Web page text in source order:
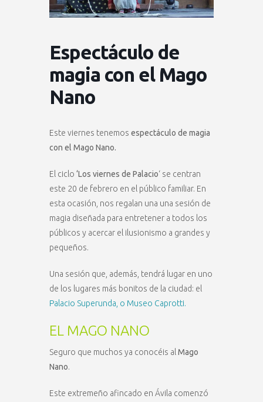
Espectáculo de
magia con el Mago
Nano
Este viernes tenemos espectáculo de magia
con el Mago Nano.
El ciclo ‘Los viernes de Palacio‘ se centran
este 20 de febrero en el público familiar. En
esta ocasión, nos regalan una una sesión de
magia diseñada para entretener a todos los
públicos y acercar el ilusionismo a grandes y
pequeños.
Una sesión que, además, tendrá lugar en uno
de los lugares más bonitos de la ciudad: el
Palacio Superunda, o Museo Caprotti.
EL MAGO NANO
Seguro que muchos ya conocéis al Mago
Nano.
Este extremeño afincado en Ávila comenzó